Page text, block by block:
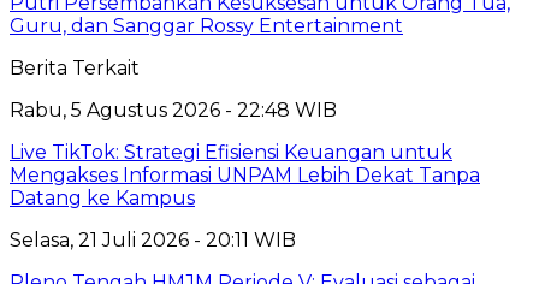
Guru, dan Sanggar Rossy Entertainment
Berita Terkait
Rabu, 5 Agustus 2026 - 22:48 WIB
Live TikTok: Strategi Efisiensi Keuangan untuk
Mengakses Informasi UNPAM Lebih Dekat Tanpa
Datang ke Kampus
Selasa, 21 Juli 2026 - 20:11 WIB